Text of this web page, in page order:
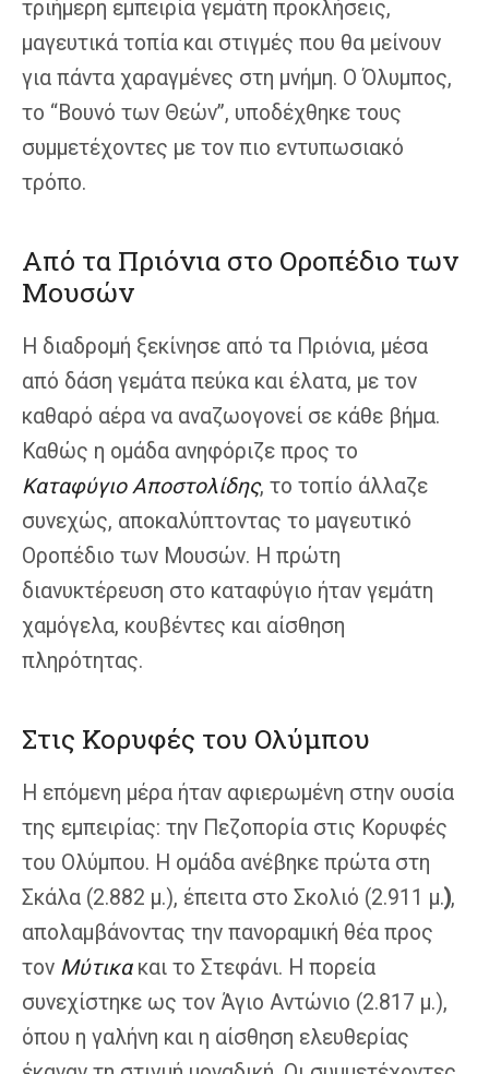
τριήμερη εμπειρία γεμάτη προκλήσεις,
μαγευτικά τοπία και στιγμές που θα μείνουν
για πάντα χαραγμένες στη μνήμη. Ο Όλυμπος,
το “Βουνό των Θεών”, υποδέχθηκε τους
συμμετέχοντες με τον πιο εντυπωσιακό
τρόπο.
Από τα Πριόνια στο Οροπέδιο των
Μουσών
Η διαδρομή ξεκίνησε από τα Πριόνια, μέσα
από δάση γεμάτα πεύκα και έλατα, με τον
καθαρό αέρα να αναζωογονεί σε κάθε βήμα.
Καθώς η ομάδα ανηφόριζε προς το
Καταφύγιο Αποστολίδης, το τοπίο άλλαζε
συνεχώς, αποκαλύπτοντας το μαγευτικό
Οροπέδιο των Μουσών. Η πρώτη
διανυκτέρευση στο καταφύγιο ήταν γεμάτη
χαμόγελα, κουβέντες και αίσθηση
πληρότητας.
Στις Κορυφές του Ολύμπου
Η επόμενη μέρα ήταν αφιερωμένη στην ουσία
της εμπειρίας: την Πεζοπορία στις Κορυφές
του Ολύμπου. Η ομάδα ανέβηκε πρώτα στη
Σκάλα (2.882 μ.), έπειτα στο Σκολιό (2.911 μ.),
απολαμβάνοντας την πανοραμική θέα προς
τον Μύτικα και το Στεφάνι. Η πορεία
συνεχίστηκε ως τον Άγιο Αντώνιο (2.817 μ.),
όπου η γαλήνη και η αίσθηση ελευθερίας